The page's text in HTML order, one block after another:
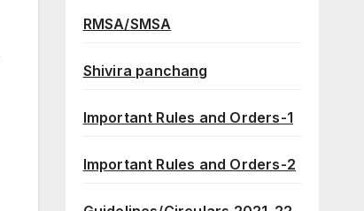
RMSA/SMSA
Shivira panchang
Important Rules and Orders-1
Important Rules and Orders-2